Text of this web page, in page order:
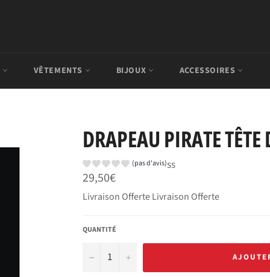
VÊTEMENTS BIJOUX ACCESSOIRES
DRAPEAU PIRATE
(pas d'avis)ss
Prix
régulier
29,50€
Livraison Offerte Livraison Offerte
QUANTITÉ
− +